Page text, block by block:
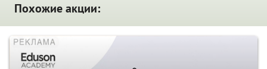
Похожие акции: